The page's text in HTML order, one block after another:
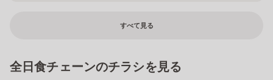
すべて見る
全日食チェーンのチラシを見る